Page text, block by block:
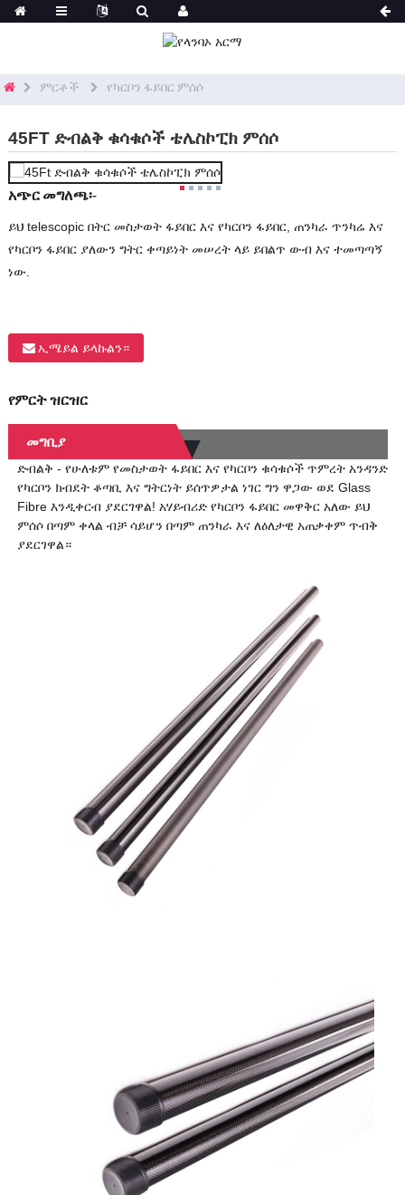
ምርቶች የካርቦን ፋይበር ምሰሶ
45FT ድብልቅ ቁሳቁሶች ቴሌስኮፒክ ምሰሶ
አጭር መግለጫ፡-
ይህ telescopic በትር መስታወት ፋይበር እና የካርቦን ፋይበር, ጠንካራ ጥንካሬ እና
የካርቦን ፋይበር ያለውን ግትር ቀጣይነት መሠረት ላይ ይበልጥ ውብ እና ተመጣጣኝ
ነው.
ኢሜይል ይላኩልን።
የምርት ዝርዝር
መግቢያ
ድብልቅ - የሁለቱም የመስታወት ፋይበር እና የካርቦን ቁሳቁሶች ጥምረት አንዳንድ
የካርቦን ክብደት ቆጣቢ እና ግትርነት ይሰጥዎታል ነገር ግን ዋጋው ወደ Glass
Fibre እንዲቀርብ ያደርገዋል! አሃይብሪድ የካርቦን ፋይበር መዋቅር አለው ይህ
ምሰሶ በጣም ቀላል ብቻ ሳይሆን በጣም ጠንካራ እና ለዕለታዊ አጠቃቀም ጥብቅ
ያደርገዋል።